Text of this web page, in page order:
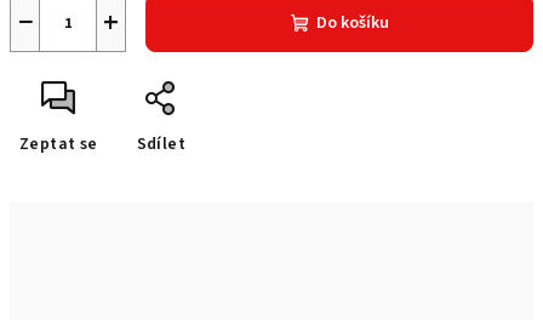
+
− Do košíku
Zeptat se Sdílet